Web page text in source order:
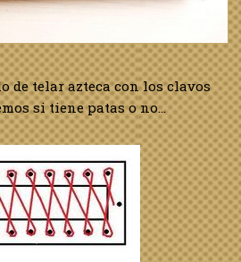
de telar azteca con los clavos
si tiene patas o no…